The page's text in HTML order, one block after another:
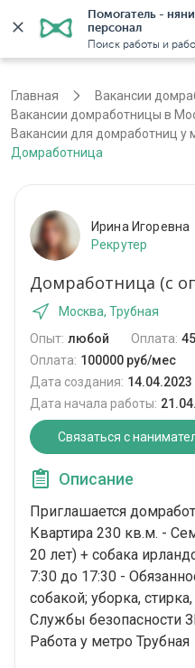
Помогатель -
персонал
Поиск работы и
Главная
Вакансии
Вакансии домработницы в
Вакансии для домработниц у
Домработница
Ирина Игоревна
Рекрутер
Домработница (с
Москва, Трубная
Опыт: любой Оплата:
Оплата: 100000 руб/мес
Дата создания: 14.04.2023
Дата начала работы:
Связаться с
Описание
Приглашается
Квартира 230 кв.м. -
20 лет) + собака
7:30 до 17:30 -
собакой; уборка,
Службы безопасности
Работа у метро Трубная